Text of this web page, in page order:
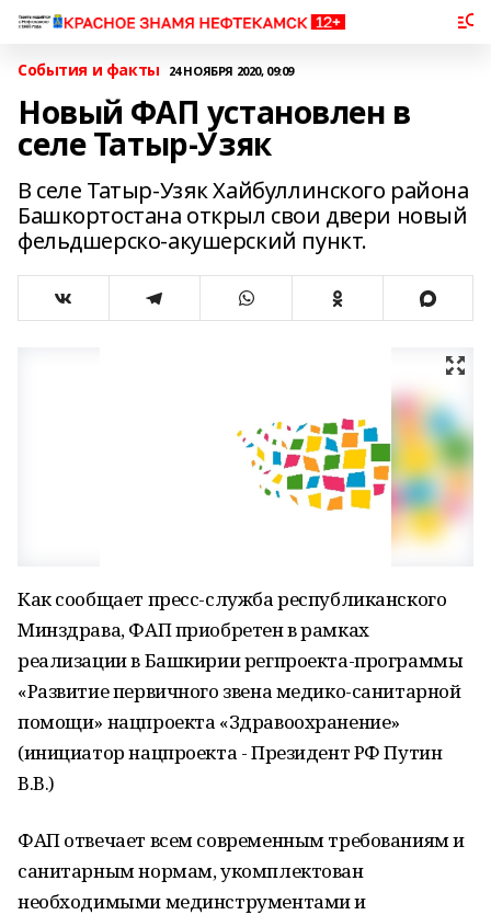
События и факты 24 НОЯБРЯ 2020, 09:09
Новый ФАП установлен в
селе Татыр-Узяк
В селе Татыр-Узяк Хайбуллинского района
Башкортостана открыл свои двери новый
фельдшерско-акушерский пункт.
Как сообщает пресс-служба республиканского
Минздрава, ФАП приобретен в рамках
реализации в Башкирии регпроекта-программы
«Развитие первичного звена медико-санитарной
помощи» нацпроекта «Здравоохранение»
(инициатор нацпроекта - Президент РФ Путин
В.В.)
ФАП отвечает всем современным требованиям и
санитарным нормам, укомплектован
необходимыми мединструментами и